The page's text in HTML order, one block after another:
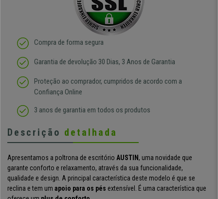
Compra de forma segura
Garantia de devolução 30 Dias, 3 Anos de Garantia
Proteção ao comprador, cumpridos de acordo com a
Confiança Online
3 anos de garantia em todos os produtos
Descrição detalhada
Apresentamos a poltrona de escritório AUSTIN, uma novidade que
garante conforto e relaxamento, através da sua funcionalidade,
qualidade e design. A principal característica deste modelo é que se
reclina e tem um apoio para os pés extensível. É uma característica que